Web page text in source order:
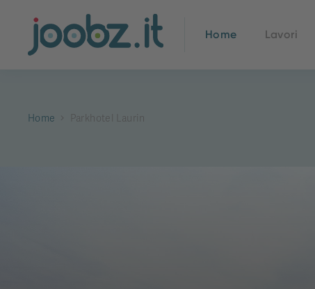
Home Lavori
Home Parkhotel Laurin